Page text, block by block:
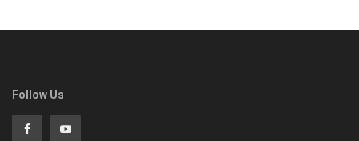
Follow Us